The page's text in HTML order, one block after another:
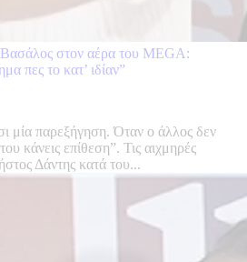
στον αέρα του MEGA:
πες το κατ’ ιδίαν”
μία παρεξήγηση. Όταν ο άλλος δεν
κάνεις επίθεση”. Τις αιχμηρές
Δάντης κατά του...